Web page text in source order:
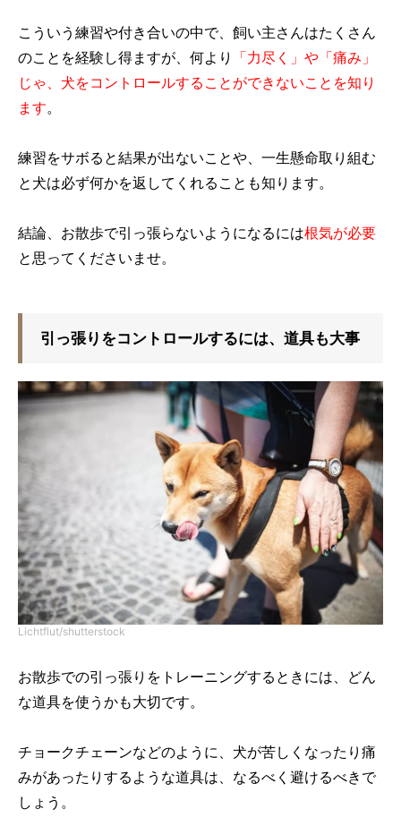
こういう練習や付き合いの中で、飼い主さんはたくさん
のことを経験し得ますが、何より
「力尽く」や「痛み」
じゃ、犬をコントロールすることができないことを知り
ます。
練習をサボると結果が出ないことや、一生懸命取り組む
と犬は必ず何かを返してくれることも知ります。
結論、お散歩で引っ張らないようになるには根気が必要
と思ってくださいませ。
引っ張りをコントロールするには、道具も大事
Lichtflut/shutterstock
お散歩での引っ張りをトレーニングするときには、どん
な道具を使うかも大切です。
チョークチェーンなどのように、犬が苦しくなったり痛
みがあったりするような道具は、なるべく避けるべきで
しょう。